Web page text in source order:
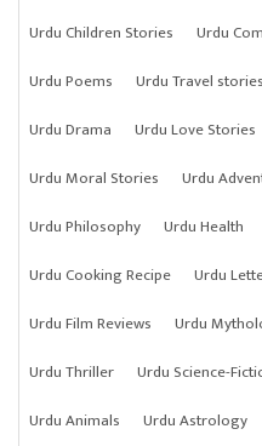
Urdu Children Stories
Urdu
Urdu Poems
Urdu Travel stories
Urdu Drama
Urdu Love Stories
Urdu Moral Stories
Urdu
Urdu Philosophy
Urdu Health
Urdu Cooking Recipe
Urdu
Urdu Film Reviews
Urdu
Urdu Thriller
Urdu Science-
Urdu Animals
Urdu Astrology